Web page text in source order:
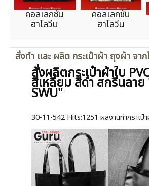
คอลเลกชัน
ฮาโลวีน
คอลเลกชัน
ฮาโลวีน
สั่งทำ และ ผลิต กระเป๋าผ้า ถุงผ้า จา
สั่งผลิตกระเป๋าผ้าใบ
สี่เหลี่ยม สีดำ สกรีนลาย
SWU"
30-11-542 Hits:1251 ผลงานทำกระเป๋า